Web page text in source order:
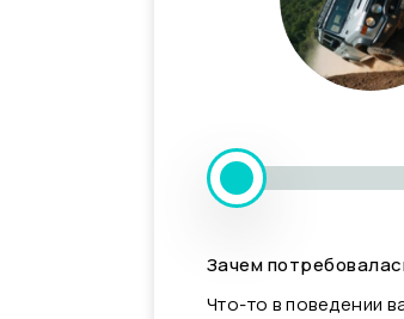
Зачем
Что-то в поведении